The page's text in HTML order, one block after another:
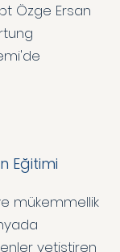
Özge Ersan
Eğitimi
mükemmellik
yetiştiren